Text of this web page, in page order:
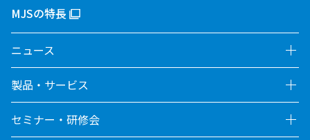
MJSの特長
ニュース
製品・サービス
セミナー・研修会